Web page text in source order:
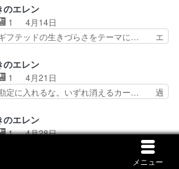
メニュー
な… これは光一だからこそできる努力
…
は、得意な美術の才能で大手… 不器用
力できる凡人による距離感… 才能ゆえ
天才・エレン。何かにな… 天才になれ
べての人へ。手の届か… 口だけで中途
があった。そこに… でも社会人になっ
量だったらちょ… 夢と現実どっちを取
マ向きな作品…
のエレン
1
4月14日
フテッドの生きづらさをテーマに… エ
ます！光一が辛すぎる!! … 声優まとめ
２話まで)朝倉光一(… 高校時代がコンパ
められてた。次… にあんまり興味ない
高くて期待は… ここからエレンが絵師
日に見と… 演出がないカットが多くて
てコ… なんか酷くなってた笑これは
よさ…
のエレン
1
4月21日
勘定に入れるな。いずれ消えるカー… 過
的な大人として描かれている… 沢村さ
どちらが悪とも正とも言え… 沢村に神
言葉が印象的光一は自分… 体験してな
なら感じる事のある感… まだ何者にも
焦りから頑張りすぎ… ガッツがあるか
のエレン
1
4月28日
を起こせたのは最高のチームに出… ま
さかのぼり。前回の裏側の話か… 神谷